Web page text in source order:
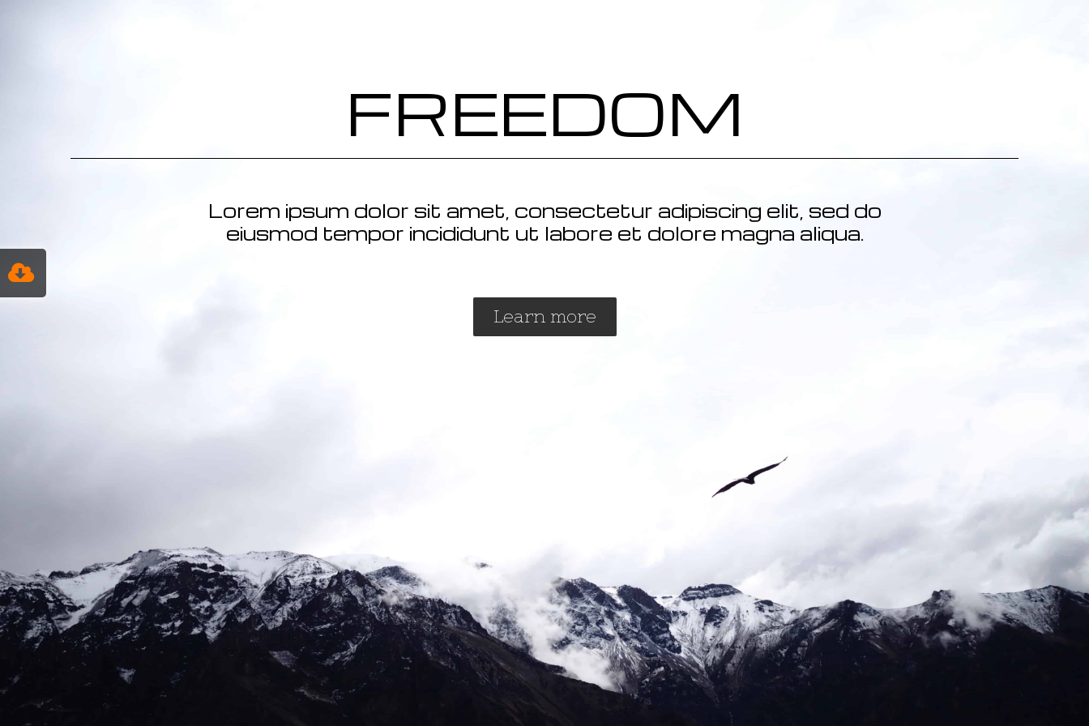
FREEDOM
Lorem ipsum dolor sit amet, consectetur adipiscing elit, sed do
eiusmod tempor incididunt ut labore et dolore magna aliqua.
Learn more